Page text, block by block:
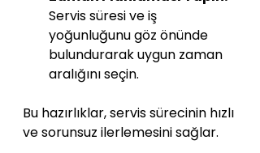
Servis süresi ve iş
yoğunluğunu göz önünde
bulundurarak uygun zaman
aralığını seçin.
Bu hazırlıklar, servis sürecinin hızlı
ve sorunsuz ilerlemesini sağlar.